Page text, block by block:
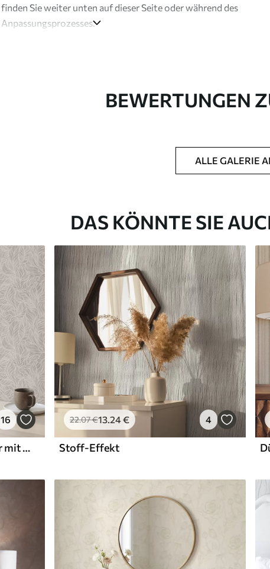
finden Sie weiter unten auf dieser Seite oder während des
Anpassungsprozesses.
Erhältlich mit Lackbeschichtung und/oder Tapetenkleber.
Nahtlose Anwendung
Premium
56 .67 .00€/m²
Premium-Vinyl
65.00 39 /m²
BEWERTUNGEN
ALLE GALERIE
DAS KÖNNTE SIE
16
Beigefarbene abstrakte Textur mit glatten Linien von Blättern
22.07€13.24€ 4
Stoff-Effekt